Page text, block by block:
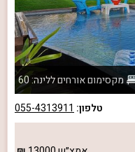
מקסימום אורחים ללינה: 60
טלפון: 055-4313911